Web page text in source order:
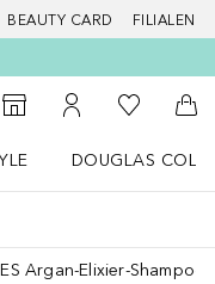
BEAUTY CARD FILIALEN
Zum Storefinder
Zu Meinem
Zu Meiner
DOUGLAS
Argan-Elixier-Shampoo